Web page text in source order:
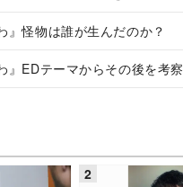
』怪物は誰が生んだのか？
』EDテーマからその後を考察